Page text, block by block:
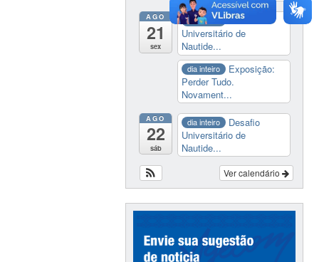
AGO
21
sex
dia inteiro
Desafio
Universitário de
Nautide...
dia inteiro
Exposição:
Perder Tudo.
Novament...
AGO
22
sáb
dia inteiro
Desafio
Universitário de
Nautide...
Ver calendário